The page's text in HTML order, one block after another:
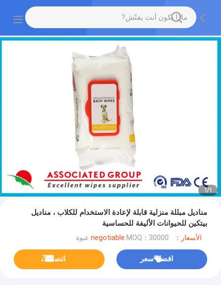
1
/
1
مناديل مبللة منزلية قابلة لإعادة الاستخدام للكلاب ، مناديل
بيتكين للحيوانات الأليفة للحساسية
الأسعار：negotiable MOQ：30000 عبوة
افضل سعر ﺎﺘﺼﻟ ﺍﻶﻧ